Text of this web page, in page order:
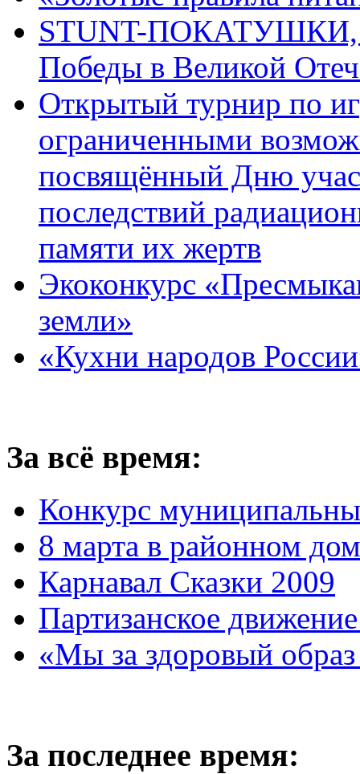
STUNT-ПОКАТУШКИ,
Победы в Великой
Открытый турнир по
ограниченными
посвящённый Дню
последствий
памяти их жертв
Экоконкурс
земли»
«Кухни народов
За всё время:
Конкурс
8 марта в районном
Карнавал Сказки 2009
Партизанское
«Мы за здоровый
За последнее время: